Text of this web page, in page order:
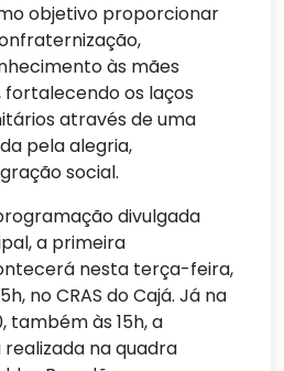
objetivo proporcionar
às mães
os laços
através de uma
pela alegria,
social.
divulgada
a primeira
nesta terça-feira,
no CRAS do Cajá. Já na
também às 15h, a
na quadra